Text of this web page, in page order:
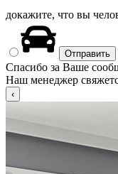
докажите, что вы
Спасибо за Ваше
Наш менеджер